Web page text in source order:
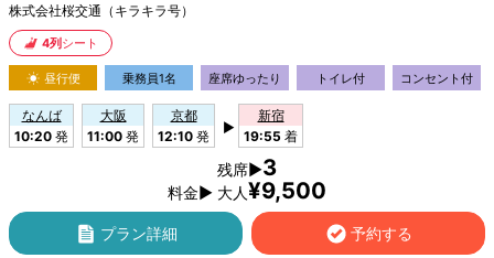
株式会社桜交通（キラキラ号）
4列 シート
昼行便 乗務員1名 座席ゆったり トイレ付 コンセント付
なんば
10:20 発
大阪
11:00 発
京都
12:10 発
▶
新宿
19:55 着
残席▶3
料金▶ 大人¥9,500
プラン詳細 予約する